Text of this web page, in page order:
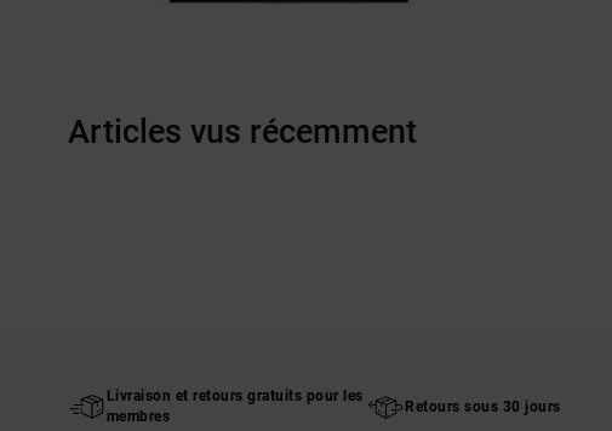
Articles vus récemment
Livraison et retours gratuits pour les
membres
Retours sous 30 jours